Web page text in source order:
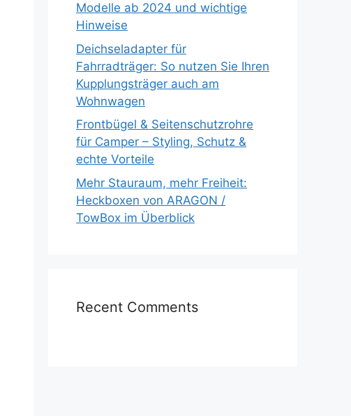
Modelle ab 2024 und wichtige
Hinweise
Deichseladapter für
Fahrradträger: So nutzen Sie Ihren
Kupplungsträger auch am
Wohnwagen
Frontbügel & Seitenschutzrohre
für Camper – Styling, Schutz &
echte Vorteile
Mehr Stauraum, mehr Freiheit:
Heckboxen von ARAGON /
TowBox im Überblick
Recent Comments